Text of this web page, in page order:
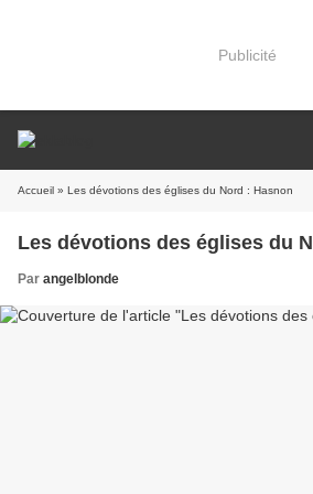
Publicité
Accueil » Les dévotions des églises du Nord : Hasnon
Les dévotions des églises du
Par angelblonde